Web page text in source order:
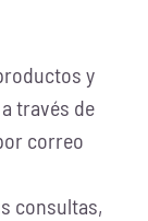
y
través de
correo
consultas,